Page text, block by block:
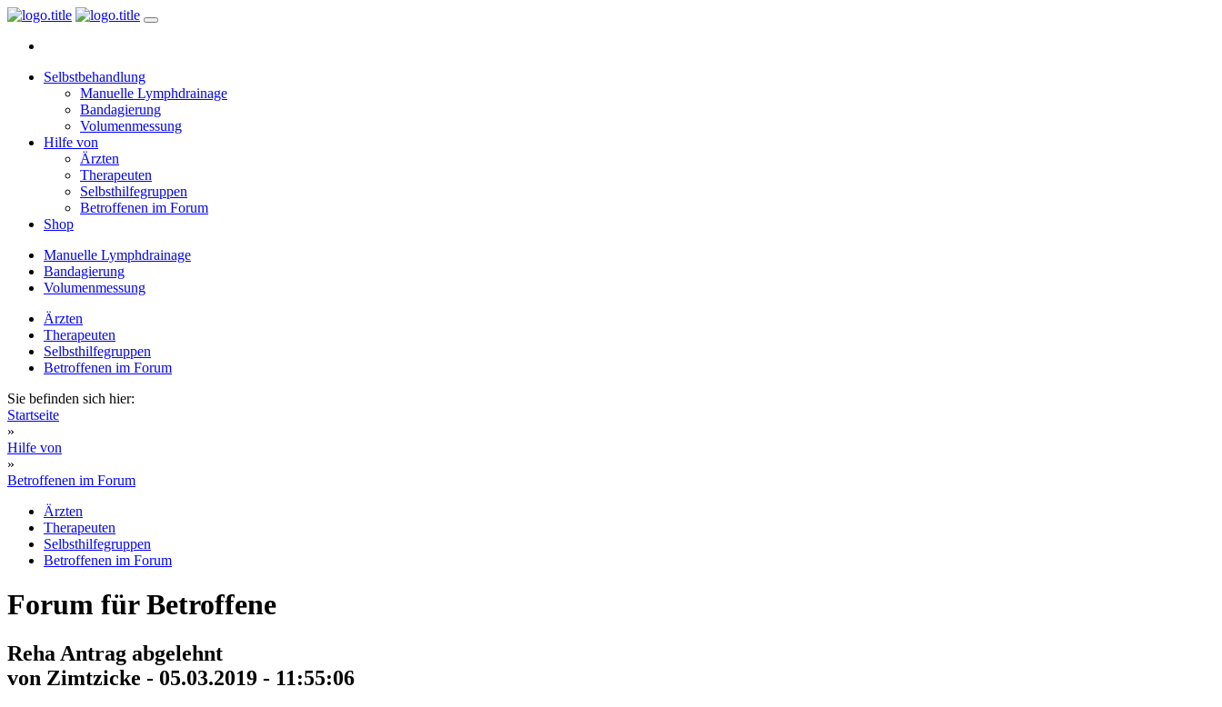
Selbstbehandlung
Manuelle Lymphdrainage
Bandagierung
Volumenmessung
Hilfe von
Ärzten
Therapeuten
Selbsthilfegruppen
Betroffenen im Forum
Shop
Manuelle Lymphdrainage
Bandagierung
Volumenmessung
Ärzten
Therapeuten
Selbsthilfegruppen
Betroffenen im Forum
Sie befinden sich hier:
Startseite
»
Hilfe von
»
Betroffenen im Forum
Ärzten
Therapeuten
Selbsthilfegruppen
Betroffenen im Forum
Forum für Betroffene
Reha Antrag abgelehnt
von Zimtzicke - 05.03.2019 - 11:55:06